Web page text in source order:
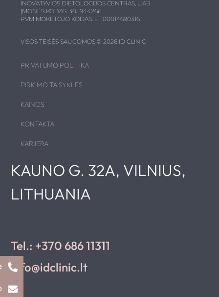
INOVATYVIOS DIETOLOGIJOS CENTRAS, UAB
ĮMONĖS KODAS: 305944266
PVM MOKĖTOJO KODAS: LT100014690316
VISOS TEISĖS SAUGOMOS © 2026 ID CLINIC
PRIVATUMO POLITIKA
PIRKIMO TAISYKLĖS
KAINOS
KONTAKTAI
KARJERA
KAUNO G. 32A, VILNIUS,
LITHUANIA
Tel.: +370 686 11311
info@idclinic.lt